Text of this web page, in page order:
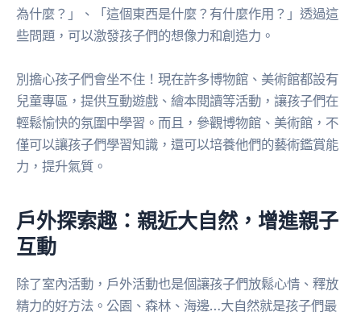
為什麼？」、「這個東西是什麼？有什麼作用？」透過這
些問題，可以激發孩子們的想像力和創造力。
別擔心孩子們會坐不住！現在許多博物館、美術館都設有
兒童專區，提供互動遊戲、繪本閱讀等活動，讓孩子們在
輕鬆愉快的氛圍中學習。而且，參觀博物館、美術館，不
僅可以讓孩子們學習知識，還可以培養他們的藝術鑑賞能
力，提升氣質。
戶外探索趣：親近大自然，增進親子
互動
除了室內活動，戶外活動也是個讓孩子們放鬆心情、釋放
精力的好方法。公園、森林、海邊…大自然就是孩子們最